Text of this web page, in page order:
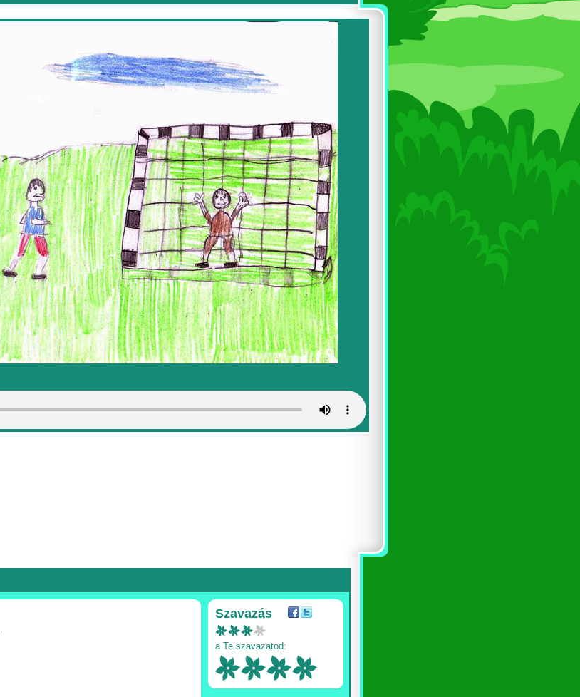
Szavazás
a Te szavazatod: